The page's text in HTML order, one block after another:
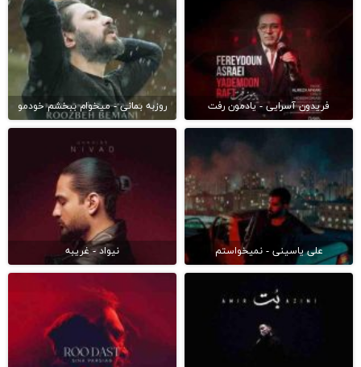
فریدون آسرایی - یادمون رفت روزبه بمانی - میخوام ببخشم خودمو
علی یاسینی - نمیخواستم نیواد - غریبه